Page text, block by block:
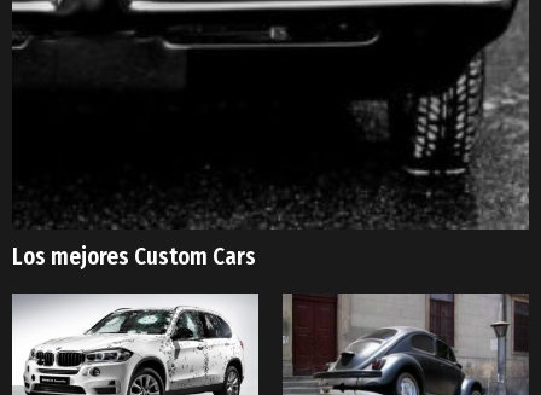
Los mejores Custom Cars